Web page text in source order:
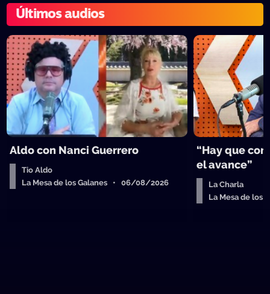
Últimos audios
Aldo con Nanci Guerrero
Tio Aldo
La Mesa de los Galanes • 06/08/2026
“Hay que
el avance”
La Charla
La Mesa de